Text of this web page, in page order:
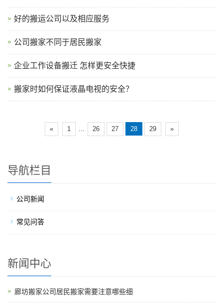
好的搬运公司以及相应服务
公司搬家不同于居民搬家
企业工作设备搬迁 怎样更安全快捷
搬家时如何保证液晶电视的安全？
« 1 26 27 28 29 »
导航栏目
公司新闻
常见问答
新闻中心
廊坊搬家公司居民搬家需要注意哪些细